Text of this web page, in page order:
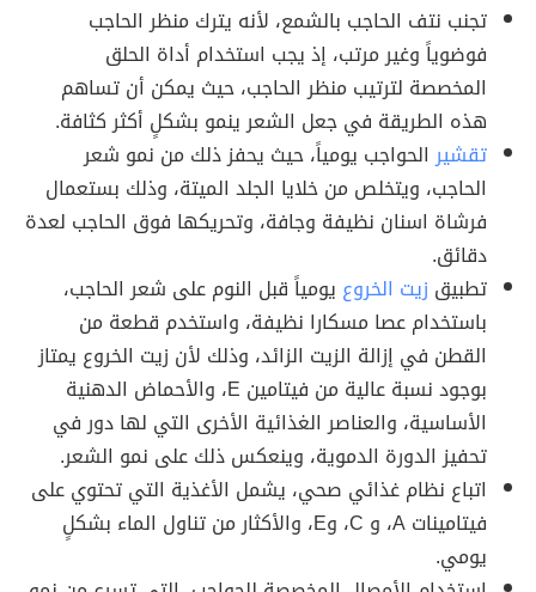
تجنب نتف الحاجب بالشمع، لأنه يترك منظر الحاجب
فوضوياً وغير مرتب، إذ يجب استخدام أداة الحلق
المخصصة لترتيب منظر الحاجب، حيث يمكن أن تساهم
هذه الطريقة في جعل الشعر ينمو بشكلٍ أكثر كثافة.
تقشيرالحواجب يومياً، حيث يحفز ذلك من نمو شعر
الحاجب، ويتخلص من خلايا الجلد الميتة، وذلك بستعمال
فرشاة اسنان نظيفة وجافة، وتحريكها فوق الحاجب لعدة
دقائق.
تطبيق زيت الخروع يومياً قبل النوم على شعر الحاجب،
باستخدام عصا مسكارا نظيفة، واستخدم قطعة من
القطن في إزالة الزيت الزائد، وذلك لأن زيت الخروع يمتاز
بوجود نسبة عالية من فيتامين E، والأحماض الدهنية
الأساسية، والعناصر الغذائية الأخرى التي لها دور في
تحفيز الدورة الدموية، وينعكس ذلك على نمو الشعر.
اتباع نظام غذائي صحي، يشمل الأغذية التي تحتوي على
فيتامينات A، و C، وE، والأكثار من تناول الماء بشكلٍ
يومي.